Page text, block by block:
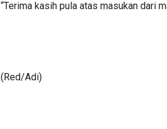
“Terima kasih pula atas masukan dari
(Red/Adi)